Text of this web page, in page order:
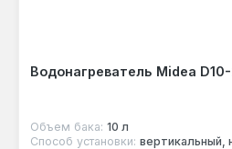
Водонагреватель Midea
Объем бака: 10 л
Способ установки: вертикальный,